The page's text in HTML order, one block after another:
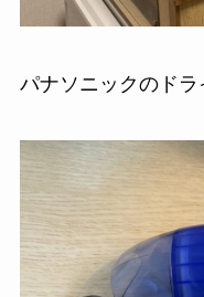
パナソニックのドラ